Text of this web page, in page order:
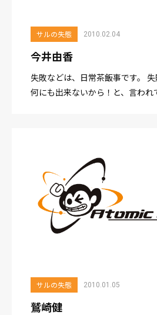
サルの失態 2010.02.04
今井由香
失敗などは、日常茶飯事です。 失
何にも出来ないから！と、言われ
サルの失態 2010.01.05
鷲崎健